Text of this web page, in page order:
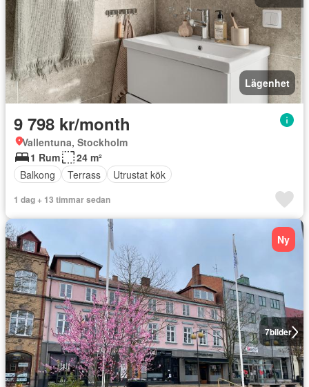
Lägenhet
9 798 kr/month
Vallentuna, Stockholm
1 Rum
24 m²
Balkong
Terrass Utrustat kök
1 dag + 13 timmar sedan
7bilder
Ny